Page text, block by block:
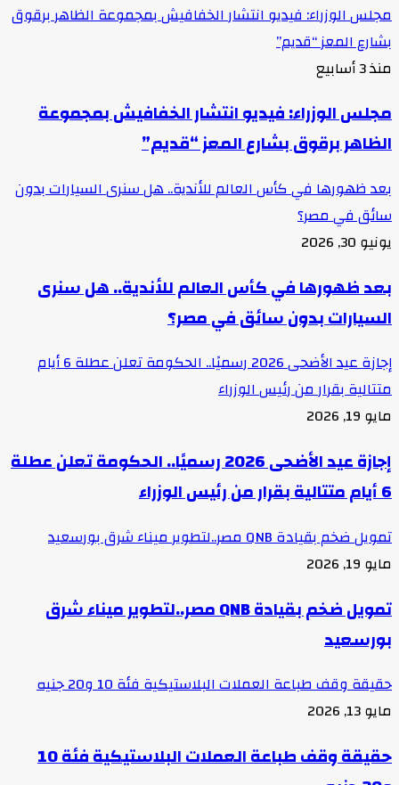
مجلس الوزراء: فيديو انتشار الخفافيش بمجموعة الظاهر برقوق
بشارع المعز “قديم”
منذ 3 أسابيع
مجلس الوزراء: فيديو انتشار الخفافيش بمجموعة
الظاهر برقوق بشارع المعز “قديم”
بعد ظهورها في كأس العالم للأندية.. هل سنرى السيارات بدون
سائق في مصر؟
يونيو 30, 2026
بعد ظهورها في كأس العالم للأندية.. هل سنرى
السيارات بدون سائق في مصر؟
إجازة عيد الأضحى 2026 رسميًا.. الحكومة تعلن عطلة 6 أيام
متتالية بقرار من رئيس الوزراء
مايو 19, 2026
إجازة عيد الأضحى 2026 رسميًا.. الحكومة تعلن عطلة
6 أيام متتالية بقرار من رئيس الوزراء
تمويل ضخم بقيادة QNB مصر..لتطوير ميناء شرق بورسعيد
مايو 19, 2026
تمويل ضخم بقيادة QNB مصر..لتطوير ميناء شرق
بورسعيد
حقيقة وقف طباعة العملات البلاستيكية فئة 10 و20 جنيه
مايو 13, 2026
حقيقة وقف طباعة العملات البلاستيكية فئة 10